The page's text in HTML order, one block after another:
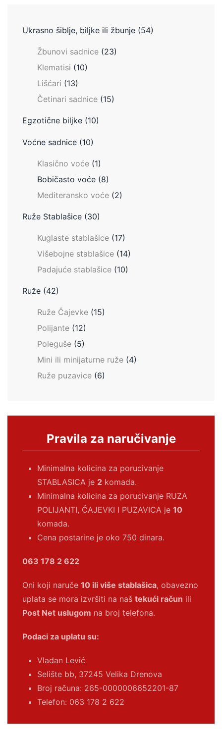
Ukrasno šiblje, biljke ili žbunje (54)
Žbunovi sadnice (23)
Klematisi (10)
Lišćari (13)
Četinari sadnice (15)
Egzotične biljke (10)
Voćne sadnice (10)
Klasično voće (1)
Bobičasto voće (8)
Mediteransko voće (2)
Ruže Stablašice (30)
Kuglaste stablašice (17)
Višebojne stablašice (14)
Padajuće stablašice (10)
Ruže (42)
Ruže Čajevke (15)
Polijante (12)
Poleguše (5)
Mini ili minijaturne ruže (4)
Ruže puzavice (6)
Pravila za naručivanje
Minimalna kolicina za porucivanje
STABLASICA je 2 komada.
Minimalna kolicina za porucivanje RUZA
POLIJANTI, ČAJEVKI I PUZAVICA je 10
komada.
Cena postarine je oko 750 dinara.
063 178 2 622
Oni koji naruče 10 ili više stablašica, obavezno
uplata se mora izvršiti na naš tekući račun ili
Post Net uslugom na broj telefona.
Podaci za uplatu su:
Vladan Lević
Selište bb, 37245 Velika Drenova
Broj računa: 265-0000006652201-87
Telefon: 063 178 2 622